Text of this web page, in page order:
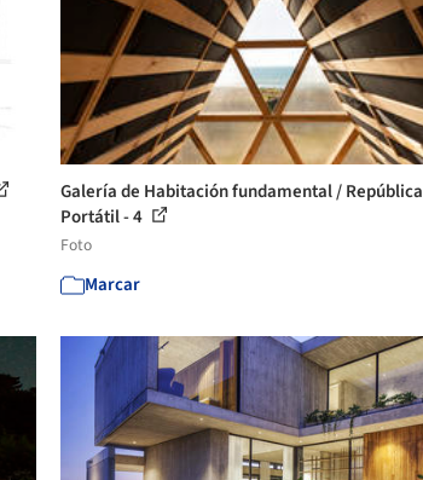
Galería de Habitación fundamental / República
Portátil - 4
Foto
Marcar